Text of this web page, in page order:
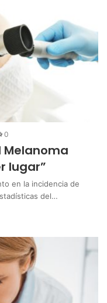
0
Melanoma
lugar”
en la incidencia de
del…